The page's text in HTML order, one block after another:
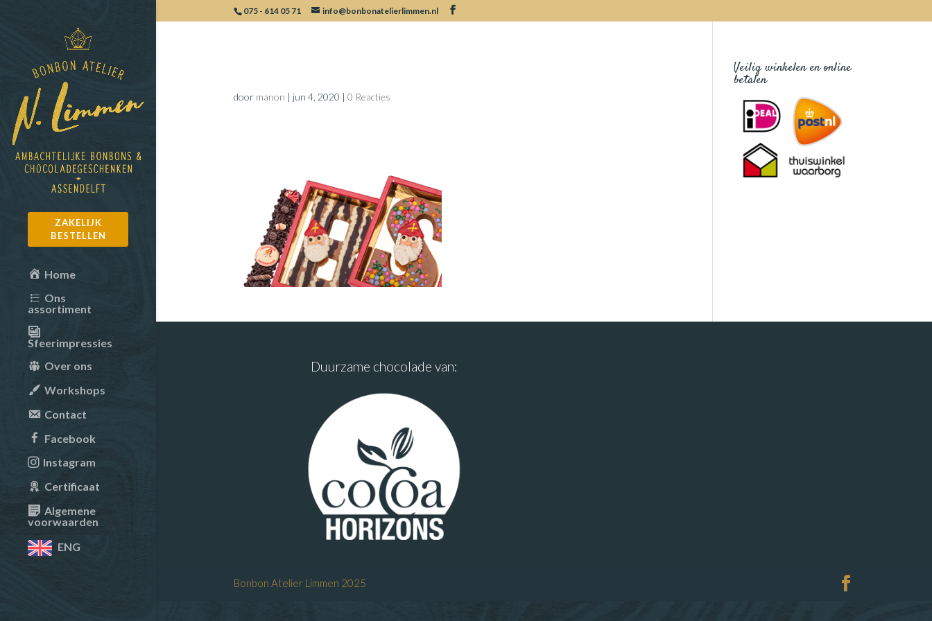
075 - 614 05 71 info@bonbonatelierlimmen.nl
ZAKELIJK
BESTELLEN
Home
Ons
assortiment
Sfeerimpressies
Over ons
Workshops
Contact
Facebook
Instagram
Certificaat
Algemene
voorwaarden
ENG
door manon | jun 4, 2020 | 0 Reacties
Veilig winkelen en online
betalen
Duurzame chocolade van:
Bonbon Atelier Limmen 2025